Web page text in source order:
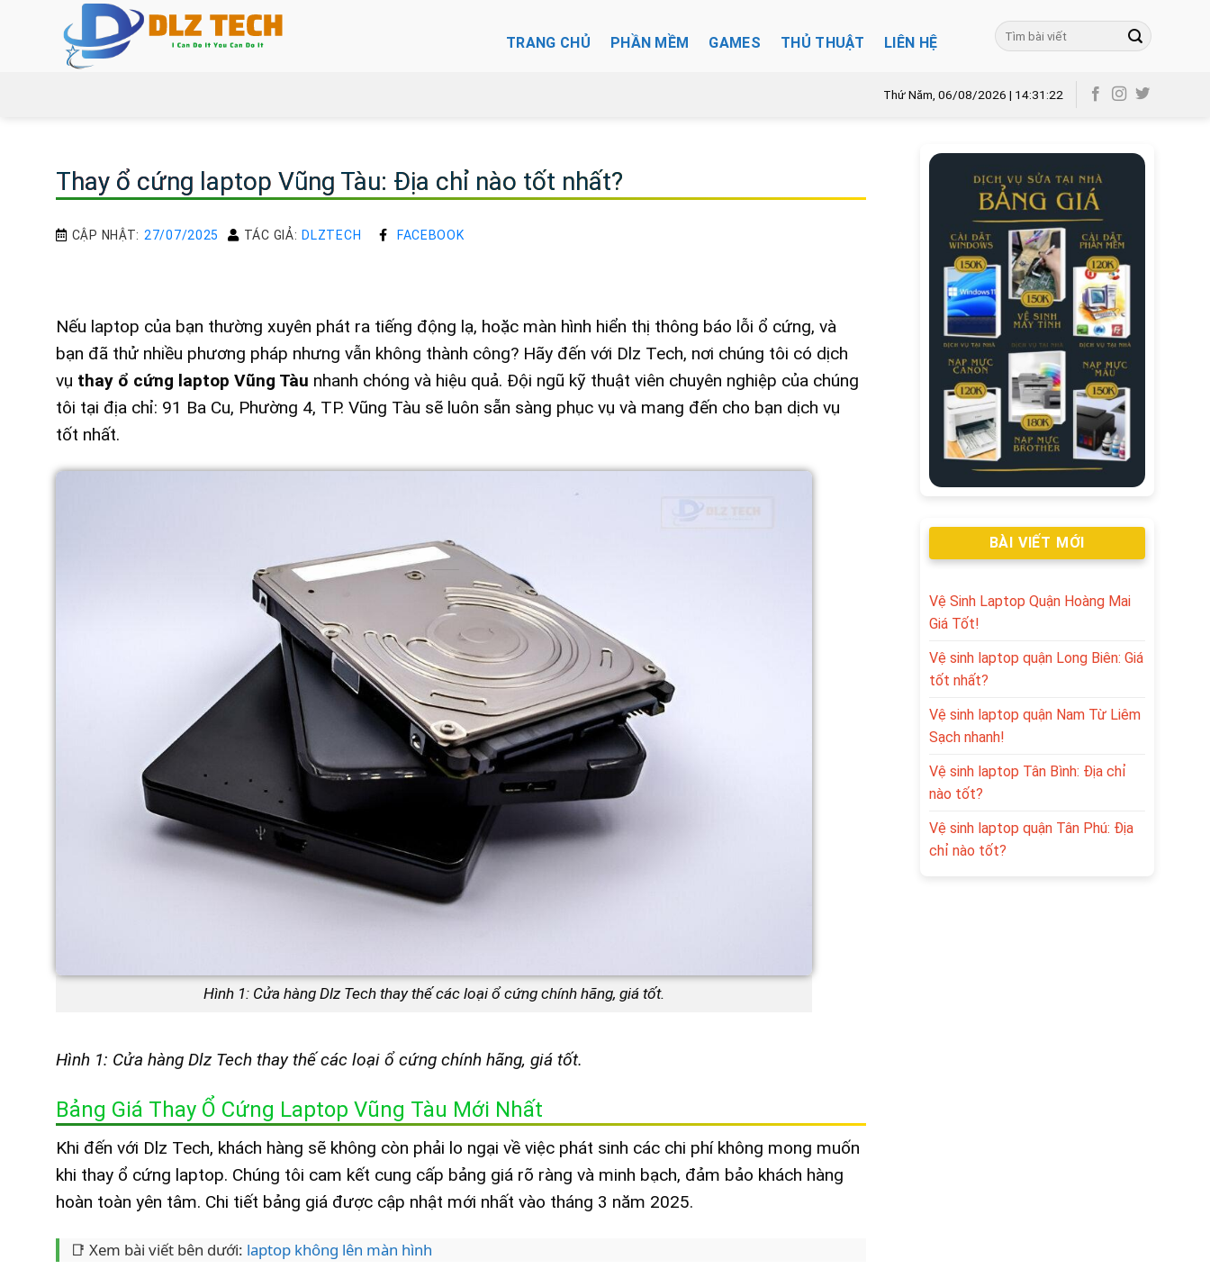
TRANG CHỦ PHẦN MỀM GAMES THỦ THUẬT LIÊN HỆ
Thứ Năm, 06/08/2026 | 14:31:23
Thay ổ cứng laptop Vũng Tàu: Địa chỉ nào tốt nhất?
CẬP NHẬT: 27/07/2025 TÁC GIẢ: DLZTECH FACEBOOK
Nếu laptop của bạn thường xuyên phát ra tiếng động lạ, hoặc màn hình hiển thị thông báo lỗi ổ cứng, và
bạn đã thử nhiều phương pháp nhưng vẫn không thành công? Hãy đến với Dlz Tech, nơi chúng tôi có dịch
vụ thay ổ cứng laptop Vũng Tàu nhanh chóng và hiệu quả. Đội ngũ kỹ thuật viên chuyên nghiệp của chúng
tôi tại địa chỉ: 91 Ba Cu, Phường 4, TP. Vũng Tàu sẽ luôn sẵn sàng phục vụ và mang đến cho bạn dịch vụ
tốt nhất.
Hình 1: Cửa hàng Dlz Tech thay thế các loại ổ cứng chính hãng, giá tốt.
Hình 1: Cửa hàng Dlz Tech thay thế các loại ổ cứng chính hãng, giá tốt.
Bảng Giá Thay Ổ Cứng Laptop Vũng Tàu Mới Nhất
Khi đến với Dlz Tech, khách hàng sẽ không còn phải lo ngại về việc phát sinh các chi phí không mong muốn
khi thay ổ cứng laptop. Chúng tôi cam kết cung cấp bảng giá rõ ràng và minh bạch, đảm bảo khách hàng
hoàn toàn yên tâm. Chi tiết bảng giá được cập nhật mới nhất vào tháng 3 năm 2025.
📑 Xem bài viết bên dưới: laptop không lên màn hình
BÀI VIẾT MỚI
Vệ Sinh Laptop Quận Hoàng Mai
Giá Tốt!
Vệ sinh laptop quận Long Biên: Giá
tốt nhất?
Vệ sinh laptop quận Nam Từ Liêm
Sạch nhanh!
Vệ sinh laptop Tân Bình: Địa chỉ
nào tốt?
Vệ sinh laptop quận Tân Phú: Địa
chỉ nào tốt?